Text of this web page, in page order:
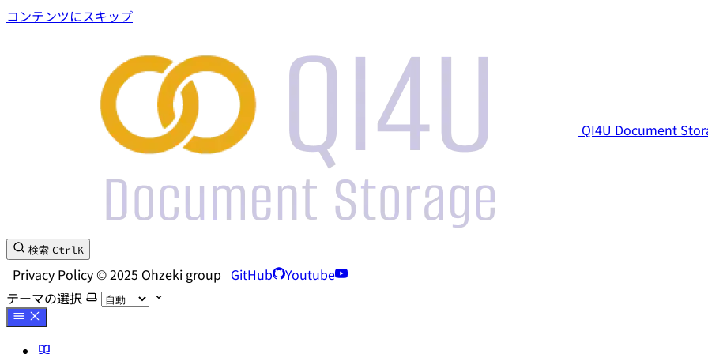
コンテンツにスキップ
QI4U Document
検索 CtrlK
Privacy Policy © 2025 Ohzeki group GitHub
Youtube
テーマの選択